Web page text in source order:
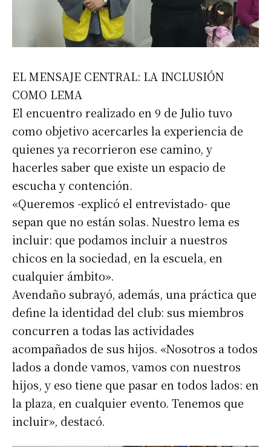
EL MENSAJE CENTRAL: LA INCLUSIÓN
COMO LEMA
El encuentro realizado en 9 de Julio tuvo
como objetivo acercarles la experiencia de
quienes ya recorrieron ese camino, y
hacerles saber que existe un espacio de
escucha y contención.
«Queremos -explicó el entrevistado- que
sepan que no están solas. Nuestro lema es
incluir: que podamos incluir a nuestros
chicos en la sociedad, en la escuela, en
cualquier ámbito».
Avendaño subrayó, además, una práctica que
define la identidad del club: sus miembros
concurren a todas las actividades
acompañados de sus hijos. «Nosotros a todos
lados a donde vamos, vamos con nuestros
hijos, y eso tiene que pasar en todos lados: en
la plaza, en cualquier evento. Tenemos que
incluir», destacó.